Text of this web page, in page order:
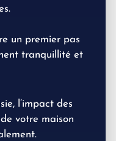
un premier pas
tranquillité et
l’impact des
votre maison